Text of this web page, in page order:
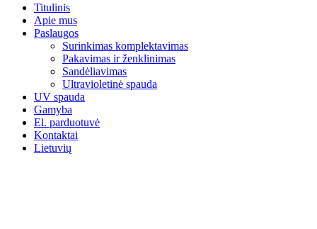
Titulinis
Apie mus
Paslaugos
Surinkimas komplektavimas
Pakavimas ir ženklinimas
Sandėliavimas
Ultravioletinė spauda
UV spauda
Gamyba
El. parduotuvė
Kontaktai
Lietuvių